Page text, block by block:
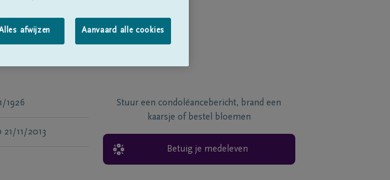
1926
21/11/2013
Stuur een condoléancebericht, brand een
kaarsje of bestel bloemen
Betuig je medeleven
afwijzen Aanvaard alle cookies